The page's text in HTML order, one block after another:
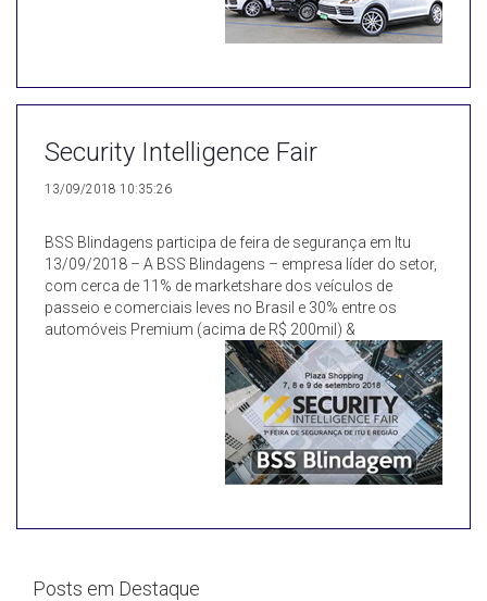
Security Intelligence Fair
13/09/2018 10:35:26
BSS Blindagens participa de feira de segurança em Itu
13/09/2018 – A BSS Blindagens – empresa líder do setor,
com cerca de 11% de marketshare dos veículos de
passeio e comerciais leves no Brasil e 30% entre os
automóveis Premium (acima de R$ 200mil) &
Posts em Destaque